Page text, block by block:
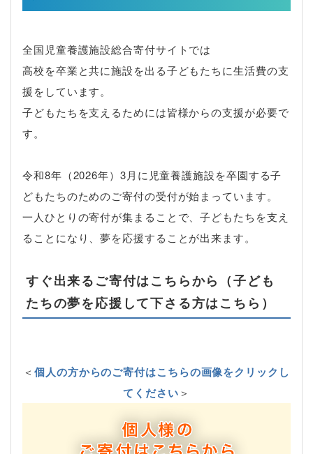
全国児童養護施設総合寄付サイトでは
高校を卒業と共に施設を出る子どもたちに生活費の支
援をしています。
子どもたちを支えるためには皆様からの支援が必要で
す。
令和8年（2026年）3月に児童養護施設を卒園する子
どもたちのためのご寄付の受付が始まっています。
一人ひとりの寄付が集まることで、子どもたちを支え
ることになり、夢を応援することが出来ます。
すぐ出来るご寄付はこちらから（子ども
たちの夢を応援して下さる方はこちら）
＜個人の方からのご寄付はこちらの画像をクリックし
てください＞